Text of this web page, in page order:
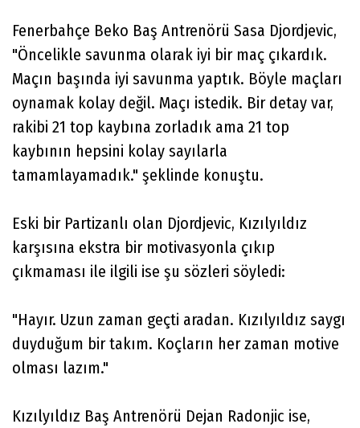
Fenerbahçe Beko Baş Antrenörü Sasa Djordjevic,
"Öncelikle savunma olarak iyi bir maç çıkardık.
Maçın başında iyi savunma yaptık. Böyle maçları
oynamak kolay değil. Maçı istedik. Bir detay var,
rakibi 21 top kaybına zorladık ama 21 top
kaybının hepsini kolay sayılarla
tamamlayamadık." şeklinde konuştu.
Eski bir Partizanlı olan Djordjevic, Kızılyıldız
karşısına ekstra bir motivasyonla çıkıp
çıkmaması ile ilgili ise şu sözleri söyledi:
"Hayır. Uzun zaman geçti aradan. Kızılyıldız saygı
duyduğum bir takım. Koçların her zaman motive
olması lazım."
Kızılyıldız Baş Antrenörü Dejan Radonjic ise,